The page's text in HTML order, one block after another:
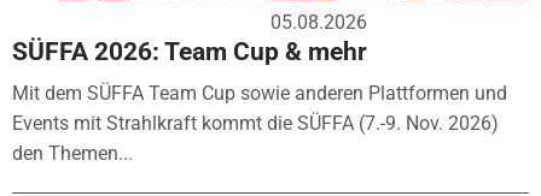
05.08.2026
SÜFFA 2026: Team Cup & mehr
Mit dem SÜFFA Team Cup sowie anderen Plattformen und
Events mit Strahlkraft kommt die SÜFFA (7.-9. Nov. 2026)
den Themen...